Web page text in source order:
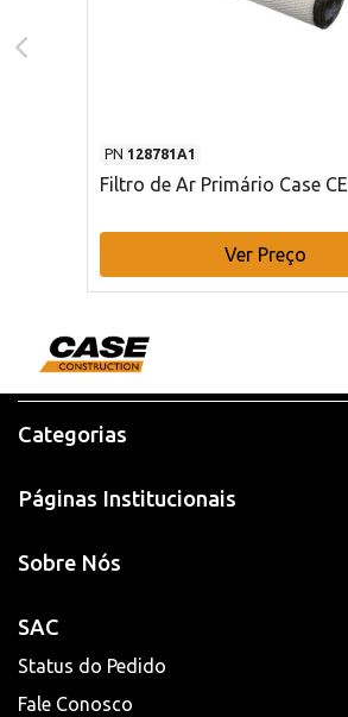
PN 128781A1
Filtro de Ar Primário Case CE
Ver Preço
Categorias
Páginas Institucionais
Sobre Nós
SAC
Status do Pedido
Fale Conosco